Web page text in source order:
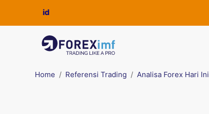
Home Referensi Trading Analisa Forex Hari Ini